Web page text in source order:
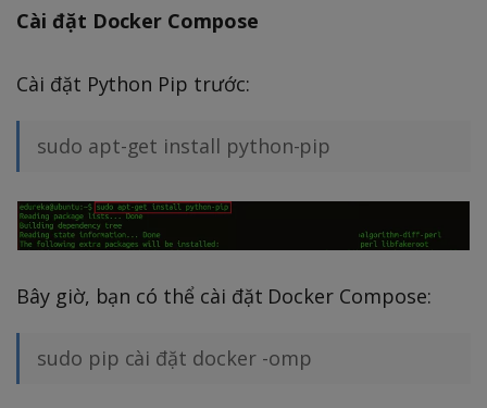
Cài đặt Docker Compose
Cài đặt Python Pip trước:
sudo apt-get install python-pip
Bây giờ, bạn có thể cài đặt Docker Compose:
sudo pip cài đặt docker -omp